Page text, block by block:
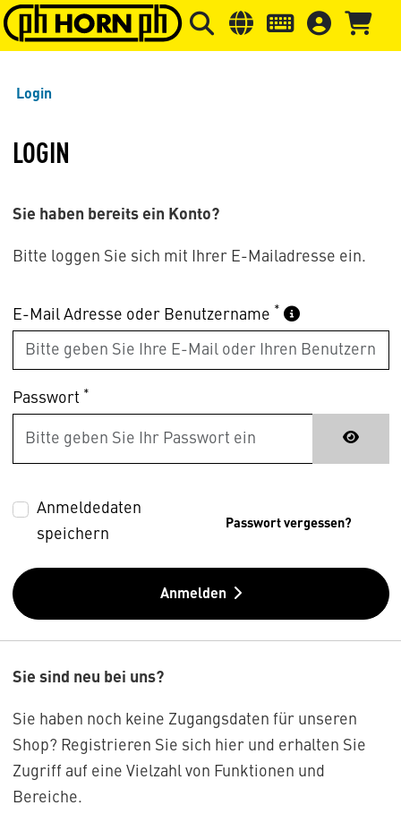
Springe zu Hauptinhalt Springe zum Header Springe
Login
LOGIN
Sie haben bereits ein Konto?
Bitte loggen Sie sich mit Ihrer E-Mailadresse ein.
E-Mail Adresse oder Benutzername *
Passwort *
Anmeldedaten
speichern
Passwort vergessen?
Anmelden
Sie sind neu bei uns?
Sie haben noch keine Zugangsdaten für unseren
Shop? Registrieren Sie sich hier und erhalten Sie
Zugriff auf eine Vielzahl von Funktionen und
Bereiche.